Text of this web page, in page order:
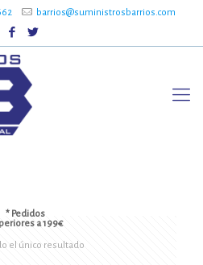
barrios@suministrosbarrios.com
* Pedidos
a 199€
el único resultado